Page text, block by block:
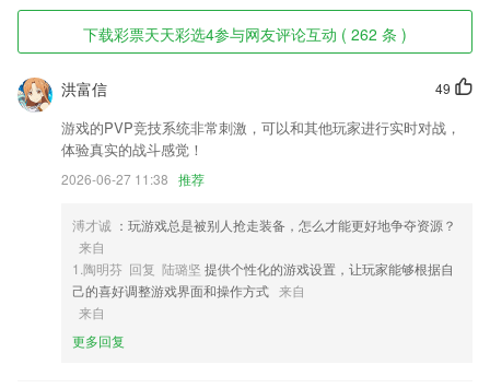
彩票天天彩选4软件特色
1,根据自身需求选择题型、难度等进行组卷练习。
2,可以关注收藏自己喜欢的内容，系统会根据用户的喜好来进行推荐。
3,【私人定制】自由定制阅读推荐，根据阅读喜好生成个人书架，书城更
新主动推送。选择阅读偏好，发现属于你的阅读书籍，蜜桃小说，各种都
市乡村爽文等你发现。
5,独特个性化书籍推荐，满足不同读者阅读需求
6,校园通讯录：查看校园和班级通讯录，方便快捷沟通联系
彩票天天彩选4软件优势
1.[省控线]近三年各省市批号的录取分数线
下载彩票天天彩选4参与网友评论互动 ( 262 条 )
49
洪富信
游戏的PVP竞技系统非常刺激，可以和其他玩家进行实时对战，
体验真实的战斗感觉！
2026-06-27 11:38 推荐
溥才诚 ：玩游戏总是被别人抢走装备，怎么才能更好地争夺资源？
来自
1.陶明芬 回复 陆璐坚 提供个性化的游戏设置，让玩家能够根据自
己的喜好调整游戏界面和操作方式 来自
来自
更多回复